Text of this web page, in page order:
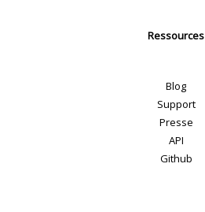
Ressources
Blog
Support
Presse
API
Github